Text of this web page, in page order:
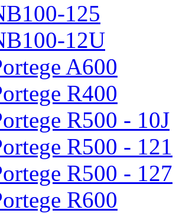
125
12U
A600
R400
R500 - 10J
R500 - 121
R500 - 127
R600